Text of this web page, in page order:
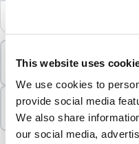
This website uses
We use cookies to
provide social media
We also share
our social media,
Mindestbestellung
100 Einheiten
In Paketen verkauft
100 Einheiten